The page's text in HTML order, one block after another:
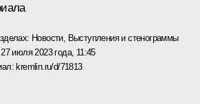
Новости, Выступления и стенограммы
27 июля 2023 года, 11:45
kremlin.ru/d/71813